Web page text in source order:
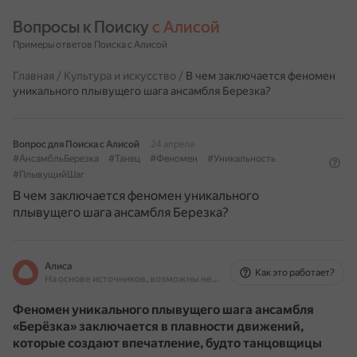
Вопросы к Поиску с Алисой
Примеры ответов Поиска с Алисой
Главная / Культура и искусство / В чем заключается феномен
уникального плывущего шага ансамбля Березка?
Вопрос для Поиска с Алисой
24 апреля
#АнсамбльБерезка
#Танец #Феномен
#Уникальность
#ПлывущийШаг
В чем заключается феномен уникального
плывущего шага ансамбля Березка?
Алиса
На основе источников, возможны неточности
Как это работает?
Феномен уникального плывущего шага ансамбля
«Берёзка» заключается в плавности движений,
которые создают впечатление, будто танцовщицы